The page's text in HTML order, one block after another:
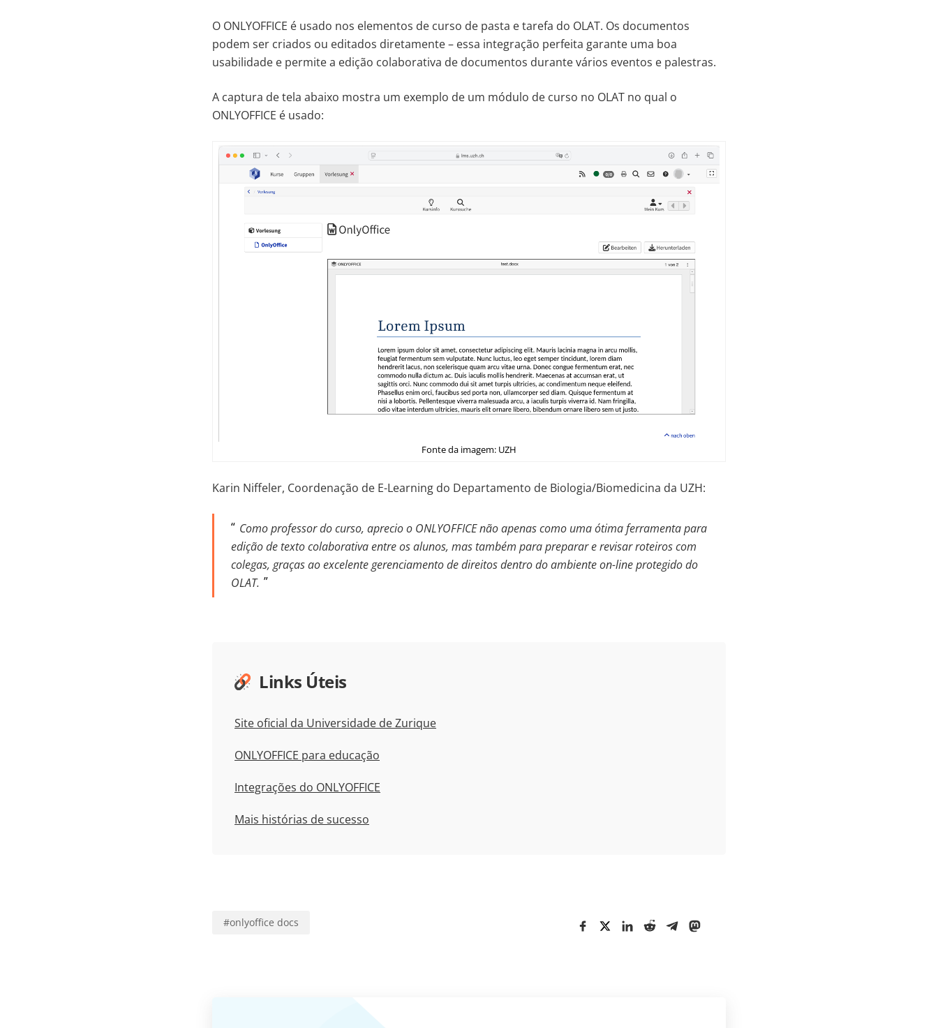
O ONLYOFFICE é usado nos elementos de curso de pasta e tarefa do OLAT. Os documentos
podem ser criados ou editados diretamente – essa integração perfeita garante uma boa
usabilidade e permite a edição colaborativa de documentos durante vários eventos e palestras.
A captura de tela abaixo mostra um exemplo de um módulo de curso no OLAT no qual o
ONLYOFFICE é usado:
Fonte da imagem: UZH
Karin Niffeler, Coordenação de E-Learning do Departamento de Biologia/Biomedicina da UZH:
Como professor do curso, aprecio o ONLYOFFICE não apenas como uma ótima ferramenta para
edição de texto colaborativa entre os alunos, mas também para preparar e revisar roteiros com
colegas, graças ao excelente gerenciamento de direitos dentro do ambiente on-line protegido do
OLAT.
Links Úteis
Site oficial da Universidade de Zurique
ONLYOFFICE para educação
Integrações do ONLYOFFICE
Mais histórias de sucesso
#onlyoffice docs